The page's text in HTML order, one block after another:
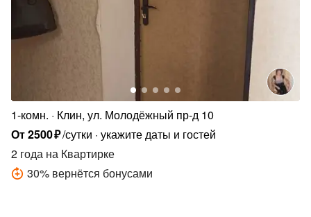
1-комн.
Клин, ул. Молодёжный пр-д 10
От2500₽/сутки укажите даты и гостей
2 года на Квартирке
30% вернётся бонусами